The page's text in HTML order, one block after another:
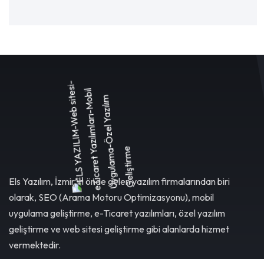
Els Yazılım, İzmir’in önde gelen yazılım firmalarından biri
olarak, SEO (Arama Motoru Optimizasyonu), mobil
uygulama geliştirme, e-Ticaret yazılımları, özel yazılım
geliştirme ve web sitesi geliştirme gibi alanlarda hizmet
vermektedir.